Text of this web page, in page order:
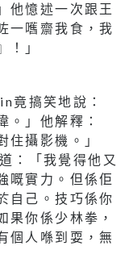
他憶述一次跟王
一嚿齋我食，我
！」
竟搞笑地說：
。」他解釋：
住攝影機。」
：「我覺得他又
嘅實力。但係佢
自己。技巧係你
果你係少林拳，
個人喺到耍，無